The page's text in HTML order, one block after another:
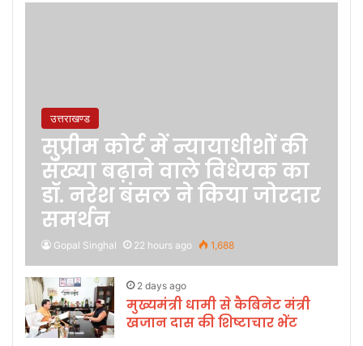
उत्तराखण्ड
सुप्रीम कोर्ट में न्यायाधीशों की
संख्या बढ़ाने वाले विधेयक का
डॉ. नरेश बंसल ने किया जोरदार
समर्थन
Gopal Singhal 22 hours ago 1,688
2 days ago
मुख्यमंत्री धामी से कैबिनेट मंत्री
खजान दास की शिष्टाचार भेंट